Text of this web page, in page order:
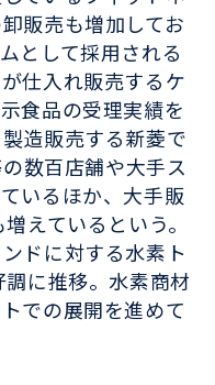
販売も増加してお
として採用される
仕入れ販売するケ
食品の受理実績を
造販売する新菱で
数百店舗や大手ス
いるほか、大手販
えているという。
ドに対する水素ト
に推移。水素商材
での展開を進めて